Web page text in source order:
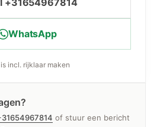
+31654967814
WhatsApp
incl. rijklaar maken
of stuur een bericht